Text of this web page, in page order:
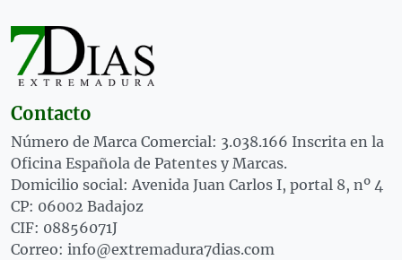
Contacto
Número de Marca Comercial: 3.038.166 Inscrita en la
Oficina Española de Patentes y Marcas.
Domicilio social: Avenida Juan Carlos I, portal 8, nº 4
CP: 06002 Badajoz
CIF: 08856071J
Correo: info@extremadura7dias.com